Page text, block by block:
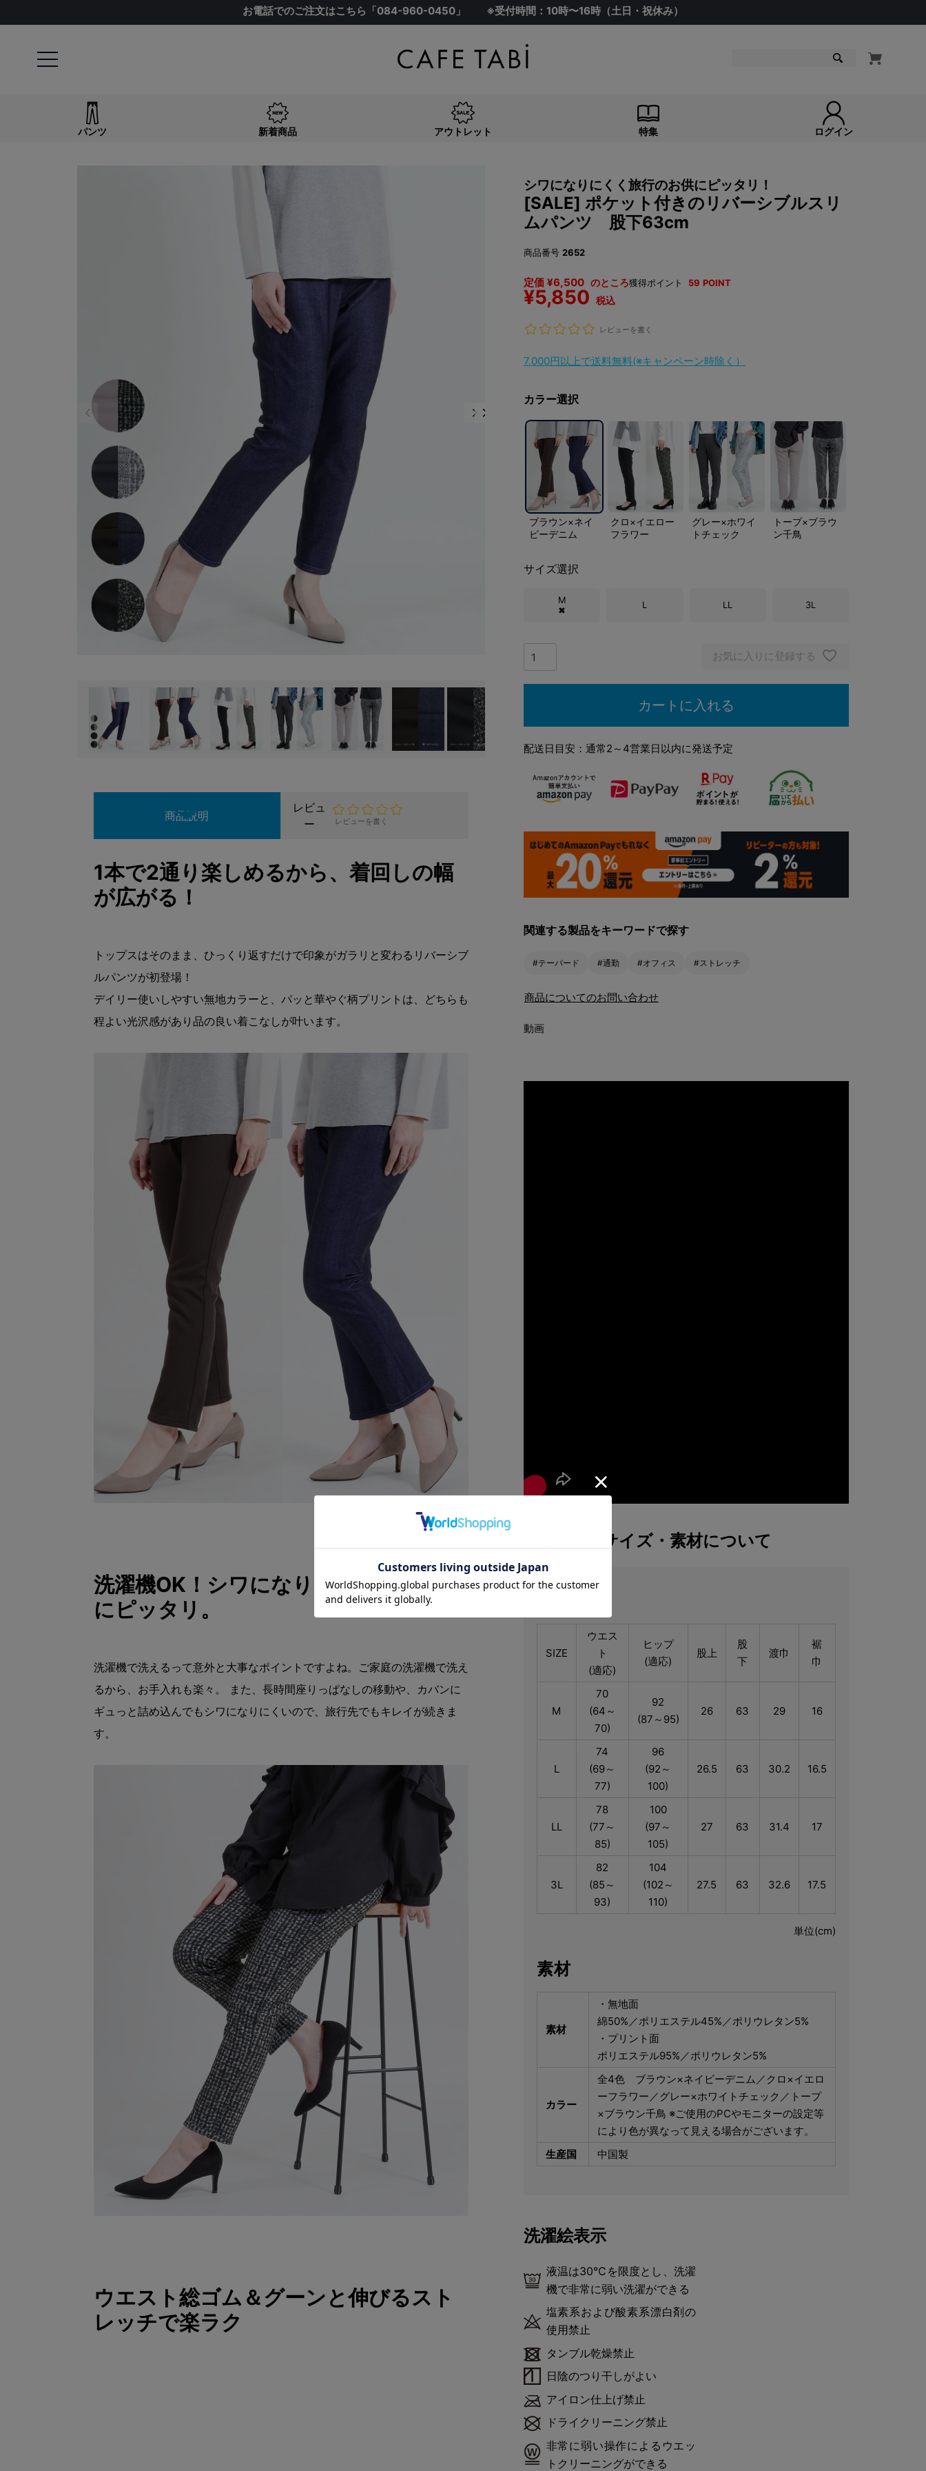
お電話でのご注文はこちら「084-960-0450 」 ※受付時間：10時〜16時（土日・祝休み）
パンツ 新着商品 アウトレット 特集 ログイン
商品説明
レビュ
ー
レビューを書く
1本で2通り楽しめるから、着回しの幅
が広がる！
トップスはそのまま、ひっくり返すだけで印象がガラリと変わるリバーシブ
ルパンツが初登場！
デイリー使いしやすい無地カラーと、パッと華やぐ柄プリントは、どちらも
程よい光沢感があり品の良い着こなしが叶います。
洗濯機OK！シワになりにくいから旅行
にピッタリ。
洗濯機で洗えるって意外と大事なポイントですよね。ご家庭の洗濯機で洗え
るから、お手入れも楽々。 また、長時間座りっぱなしの移動や、カバンに
ギュっと詰め込んでもシワになりにくいので、旅行先でもキレイが続きま
す。
ウエスト総ゴム＆グーンと伸びるスト
レッチで楽ラク
シワになりにくく旅行のお供にピッタリ！
[SALE] ポケット付きのリバーシブルスリ
ムパンツ 股下63cm
商品番号 2652
定価 ¥6,500 のところ
¥5,850 税込
獲得ポイント 59 POINT
レビューを書く
7,000円以上で送料無料(※キャンペーン時除く）
カラー選択
ブラウン×ネイ
ビーデニム
クロ×イエロー
フラワー
グレー×ホワイ
トチェック
トープ×ブラウ
ン千鳥
サイズ選択
M
✖
L LL 3L
お気に入りに登録する
カートに入れる
配送日目安：通常2～4営業日以内に発送予定
関連する製品をキーワードで探す
#テーパード #通勤 #オフィス #ストレッチ
商品についてのお問い合わせ
動画
サイズ・素材について
SIZE
ウエス
ト
(適応)
ヒップ
(適応)
股上
股
下
渡巾
裾
巾
M
70
(64～
70)
92
(87～95)
26 63 29 16
L
74
(69～
77)
96
(92～
100)
26.5 63 30.2 16.5
LL
78
(77～
85)
100
(97～
105)
27 63 31.4 17
3L
82
(85～
93)
104
(102～
110)
27.5 63 32.6 17.5
単位(cm)
素材
素材
・無地面
綿50%／ポリエステル45%／ポリウレタン5%
・プリント面
ポリエステル95%／ポリウレタン5%
カラー
全4色 ブラウン×ネイビーデニム／クロ×イエロ
ーフラワー／グレー×ホワイトチェック／トープ
×ブラウン千鳥 ※ご使用のPCやモニターの設定等
により色が異なって見える場合がございます。
生産国
中国製
洗濯絵表示
液温は30℃を限度とし、洗濯
機で非常に弱い洗濯ができる
塩素系および酸素系漂白剤の
使用禁止
タンブル乾燥禁止
日陰のつり干しがよい
アイロン仕上げ禁止
ドライクリーニング禁止
非常に弱い操作によるウエッ
トクリーニングができる